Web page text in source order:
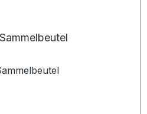
Sammelbeutel